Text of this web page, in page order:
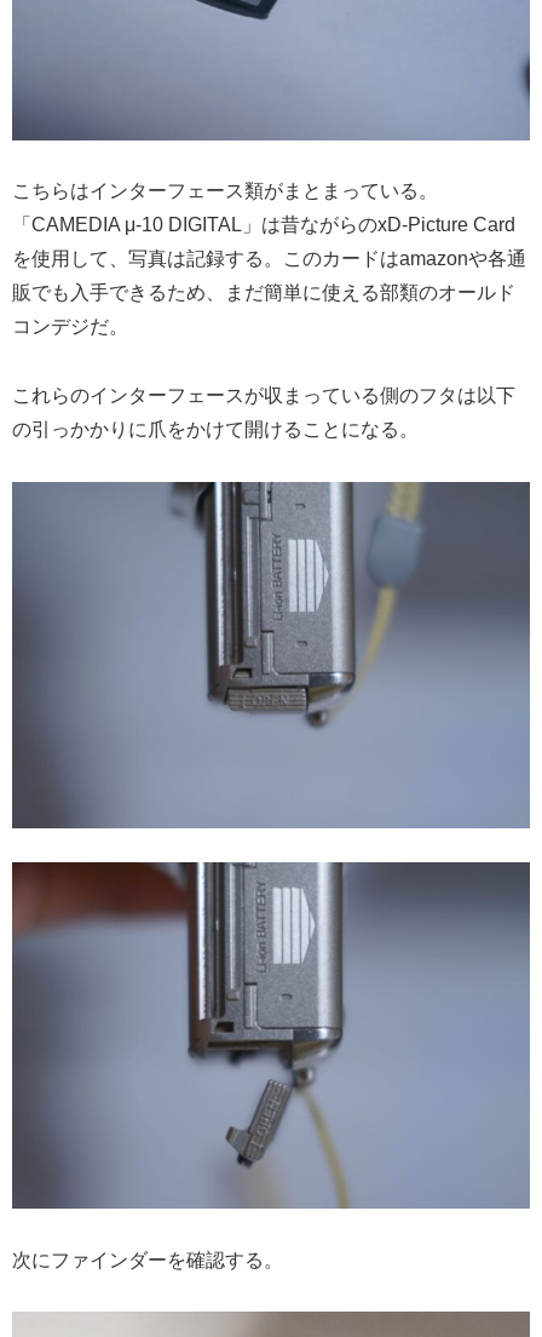
こちらはインターフェース類がまとまっている。
「CAMEDIA μ-10 DIGITAL」は昔ながらのxD-Picture Card
を使用して、写真は記録する。このカードはamazonや各通
販でも入手できるため、まだ簡単に使える部類のオールド
コンデジだ。
これらのインターフェースが収まっている側のフタは以下
の引っかかりに爪をかけて開けることになる。
次にファインダーを確認する。